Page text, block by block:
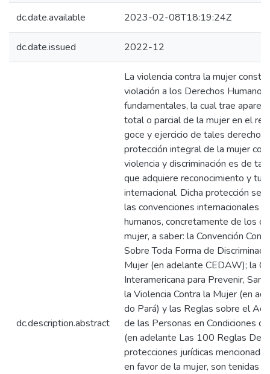
dc.date.available 2023-02-08T18:19:24Z
dc.date.issued 2022-12
dc.description.abstract
La violencia contra la mujer
violación a los Derechos
fundamentales, la cual trae
total o parcial de la mujer en el
goce y ejercicio de tales derechos
protección integral de la mujer
violencia y discriminación es de tal
que adquiere reconocimiento y
internacional. Dicha protección se
las convenciones internacionales
humanos, concretamente de los
mujer, a saber: la Convención
Sobre Toda Forma de
Mujer (en adelante CEDAW); la
Interamericana para Prevenir,
la Violencia Contra la Mujer (en
do Pará) y las Reglas sobre el
de las Personas en Condiciones
(en adelante Las 100 Reglas De
protecciones jurídicas
en favor de la mujer, son tenidas